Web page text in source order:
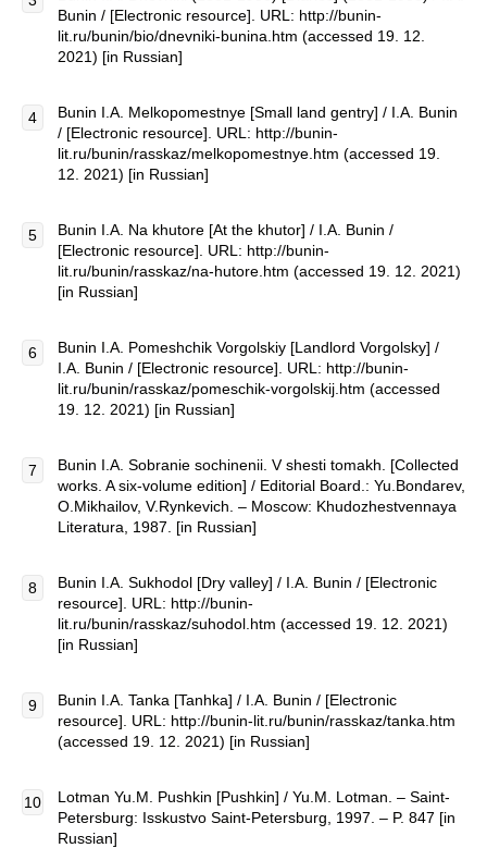
Bunin / [Electronic resource]. URL: http://bunin-
lit.ru/bunin/bio/dnevniki-bunina.htm (accessed 19. 12.
2021) [in Russian]
Bunin I.A. Melkopomestnye [Small land gentry] / I.A. Bunin
/ [Electronic resource]. URL: http://bunin-
lit.ru/bunin/rasskaz/melkopomestnye.htm (accessed 19.
12. 2021) [in Russian]
Bunin I.A. Na khutore [At the khutor] / I.A. Bunin /
[Electronic resource]. URL: http://bunin-
lit.ru/bunin/rasskaz/na-hutore.htm (accessed 19. 12. 2021)
[in Russian]
Bunin I.A. Pomeshchik Vorgolskiy [Landlord Vorgolsky] /
I.A. Bunin / [Electronic resource]. URL: http://bunin-
lit.ru/bunin/rasskaz/pomeschik-vorgolskij.htm (accessed
19. 12. 2021) [in Russian]
Bunin I.A. Sobranie sochinenii. V shesti tomakh. [Collected
works. A six-volume edition] / Editorial Board.: Yu.Bondarev,
O.Mikhailov, V.Rynkevich. – Moscow: Khudozhestvennaya
Literatura, 1987. [in Russian]
Bunin I.A. Sukhodol [Dry valley] / I.A. Bunin / [Electronic
resource]. URL: http://bunin-
lit.ru/bunin/rasskaz/suhodol.htm (accessed 19. 12. 2021)
[in Russian]
Bunin I.A. Tanka [Tanhka] / I.A. Bunin / [Electronic
resource]. URL: http://bunin-lit.ru/bunin/rasskaz/tanka.htm
(accessed 19. 12. 2021) [in Russian]
Lotman Yu.M. Pushkin [Pushkin] / Yu.M. Lotman. – Saint-
Petersburg: Isskustvo Saint-Petersburg, 1997. – P. 847 [in
Russian]